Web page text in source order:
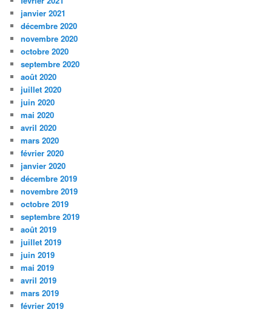
janvier 2021
décembre 2020
novembre 2020
octobre 2020
septembre 2020
août 2020
juillet 2020
juin 2020
mai 2020
avril 2020
mars 2020
février 2020
janvier 2020
décembre 2019
novembre 2019
octobre 2019
septembre 2019
août 2019
juillet 2019
juin 2019
mai 2019
avril 2019
mars 2019
février 2019